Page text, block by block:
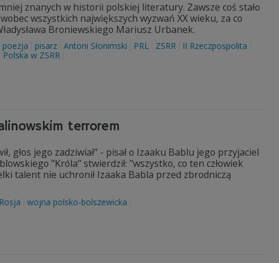
znanych w historii polskiej literatury. Zawsze coś stało
wszystkich największych wyzwań XX wieku, za co
Broniewskiego Mariusz Urbanek.
poezja pisarz Antoni Słonimski PRL ZSRR
II Rzeczpospolita
w ZSRR
terrorem
głos jego zadziwiał" - pisał o Izaaku Bablu jego przyjaciel
"Króla" stwierdził: "wszystko, co ten człowiek
talent nie uchronił Izaaka Babla przed zbrodniczą
Rosja wojna polsko-bolszewicka